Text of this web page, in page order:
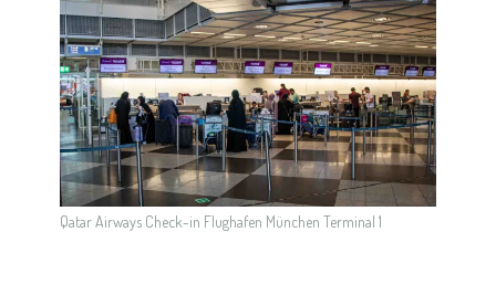
Qatar Airways Check-in Flughafen München Terminal 1